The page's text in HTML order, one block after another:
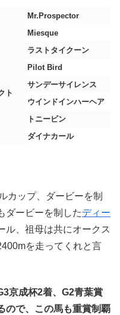
Mr.Prospector
Miesque
ラストタイクーン
Pilot Bird
ト
サンデーサイレンス
ウインドインハーヘア
トニービン
ダイナカール
カップ、ダービーを制
ダービーを制したディー
ル、祖母は共にオークス
を走ってくれと言
京成杯2着、G2青葉賞
ので、この馬も重賞制覇